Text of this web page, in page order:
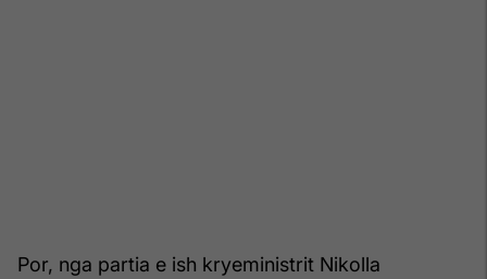
Por, nga partia e ish kryeministrit Nikolla